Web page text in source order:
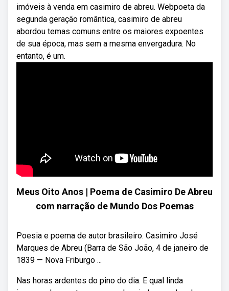
imóveis à venda em casimiro de abreu. Webpoeta da
segunda geração romântica, casimiro de abreu
abordou temas comuns entre os maiores expoentes
de sua época, mas sem a mesma envergadura. No
entanto, é um.
Meus Oito Anos | Poema de Casimiro De Abreu
com narração de Mundo Dos Poemas
Poesia e poema de autor brasileiro. Casimiro José
Marques de Abreu (Barra de São João, 4 de janeiro de
1839 — Nova Friburgo ...
Nas horas ardentes do pino do dia. E qual linda